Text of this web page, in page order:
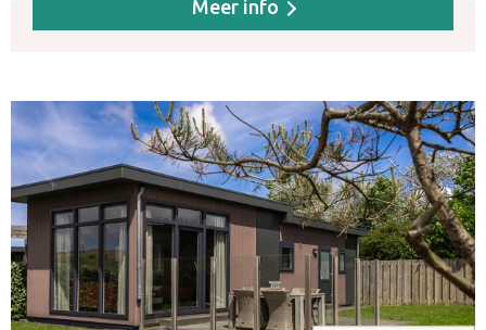
Meer info